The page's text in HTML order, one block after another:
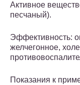
Активное
песчаный).
Эффективность:
желчегонное,
Показания к